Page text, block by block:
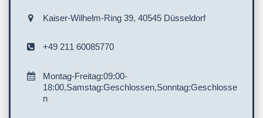
Kaiser-Wilhelm-Ring 39, 40545 Düsseldorf
+49 211 60085770
Montag-Freitag:09:00-
18:00,Samstag:Geschlossen,Sonntag:Geschlosse
n